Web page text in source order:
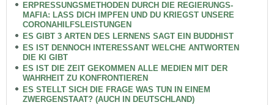
ERPRESSUNGSMETHODEN DURCH DIE REGIERUNGS-
MAFIA: LASS DICH IMPFEN UND DU KRIEGST UNSERE
CORONAHILFSLEISTUNGEN
ES GIBT 3 ARTEN DES LERNENS SAGT EIN BUDDHIST
ES IST DENNOCH INTERESSANT WELCHE ANTWORTEN
DIE KI GIBT
ES IST DIE ZEIT GEKOMMEN ALLE MEDIEN MIT DER
WAHRHEIT ZU KONFRONTIEREN
ES STELLT SICH DIE FRAGE WAS TUN IN EINEM
ZWERGENSTAAT? (AUCH IN DEUTSCHLAND)